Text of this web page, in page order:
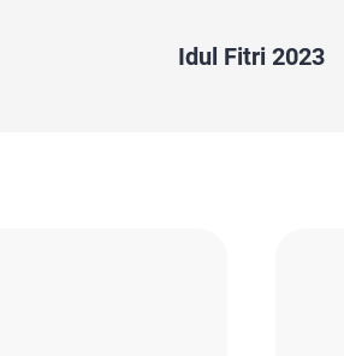
Idul Fitri 2023